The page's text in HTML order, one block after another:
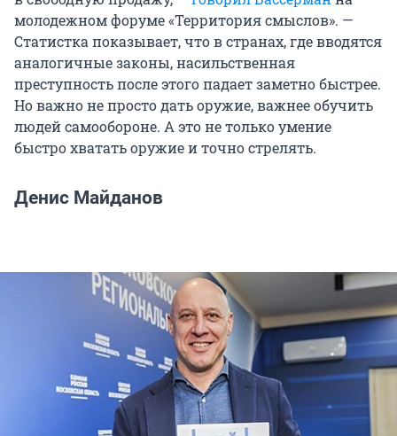
молодежном форуме «Территория смыслов». —
Статистка показывает, что в странах, где вводятся
аналогичные законы, насильственная
преступность после этого падает заметно быстрее.
Но важно не просто дать оружие, важнее обучить
людей самообороне. А это не только умение
быстро хватать оружие и точно стрелять.
Денис Майданов